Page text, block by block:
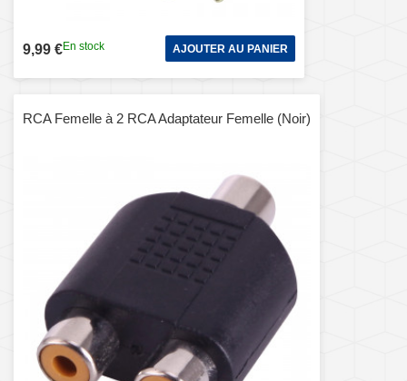
9,99 €En stock AJOUTER AU PANIER
RCA Femelle à 2 RCA Adaptateur Femelle (Noir)